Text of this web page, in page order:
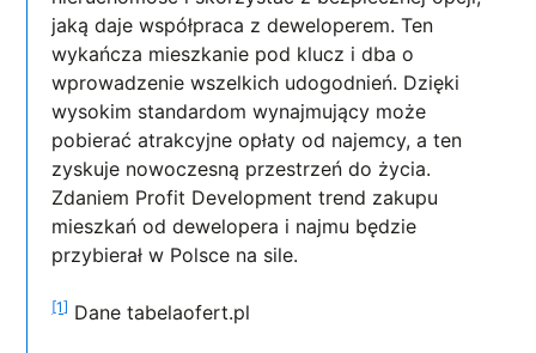
jaką daje współpraca z deweloperem. Ten
wykańcza mieszkanie pod klucz i dba o
wprowadzenie wszelkich udogodnień. Dzięki
wysokim standardom wynajmujący może
pobierać atrakcyjne opłaty od najemcy, a ten
zyskuje nowoczesną przestrzeń do życia.
Zdaniem Profit Development trend zakupu
mieszkań od dewelopera i najmu będzie
przybierał w Polsce na sile.
[1] Dane tabelaofert.pl